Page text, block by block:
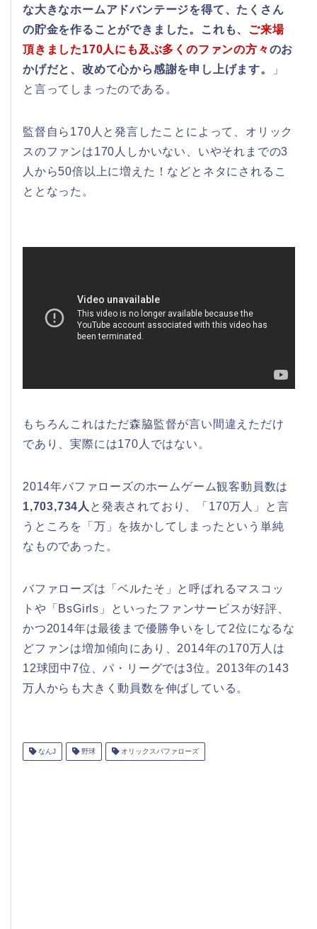
な大きなホームアドバンテージを得て、たくさん
の貯金を作ることができました。これも、 ご来場
頂きました170人にも及ぶ多くのファンの方々のお
かげだと、改めて心から感謝を申し上げます。
」
と言ってしまったのである。
監督自ら170人と発言したことによって、オリック
スのファンは170人しかいない、いやそれまでの3
人から50倍以上に増えた！などとネタにされるこ
ととなった。
もちろんこれはただ森脇監督が言い間違えただけ
であり、実際には170人ではない。
2014年バファローズのホームゲーム観客動員数は
1,703,734人 と発表されており、「170万人」と言
うところを「万」を抜かしてしまったという単純
なものであった。
バファローズは「ベルたそ」と呼ばれるマスコッ
トや「BsGirls」といったファンサービスが好評、
かつ2014年は最後まで優勝争いをして2位になるな
どファンは増加傾向にあり、2014年の170万人は
12球団中7位、パ・リーグでは3位。2013年の143
万人からも大きく動員数を伸ばしている。
なんJ 野球 オリックスバファローズ